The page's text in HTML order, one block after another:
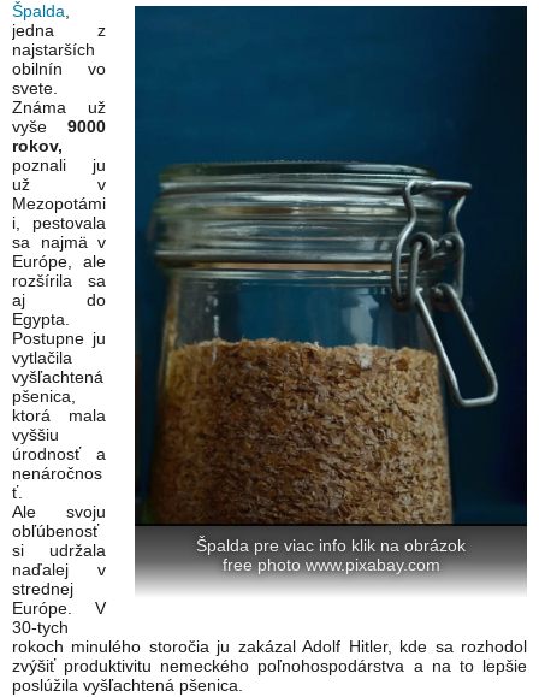
Špalda pre viac info klik na obrázok
free photo www.pixabay.com
Špalda
jedna z
najstarších
obilnín vo
svete.
Známa už
vyše 9000
rokov,
poznali ju
už v
Mezopotámi
i, pestovala
sa najmä v
Európe, ale
rozšírila sa
aj do
Egypta.
Postupne ju
vytlačila
vyšľachtená
pšenica,
ktorá mala
vyššiu
úrodnosť a
nenáročnos
ť.
Ale svoju
obľúbenosť
si udržala
naďalej v
strednej
Európe. V
30-tych
rokoch minulého storočia ju zakázal Adolf Hitler, kde sa rozhodol
zvýšiť produktivitu nemeckého poľnohospodárstva a na to lepšie
poslúžila vyšľachtená pšenica.